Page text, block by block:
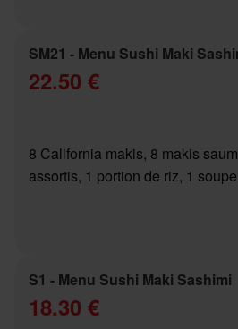
SM21 - Menu Sushi Maki
22.50 €
8 California makis, 8 makis
assortis, 1 portion de riz, 1
S1 - Menu Sushi Maki Sashimi
18.30 €